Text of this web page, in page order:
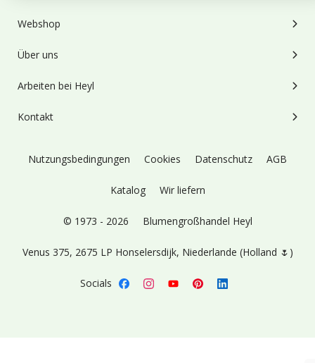
Webshop
Über uns
Arbeiten bei Heyl
Kontakt
Nutzungsbedingungen Cookies Datenschutz AGB
Katalog Wir liefern
© 1973 - 2026 Blumengroßhandel Heyl
Venus 375, 2675 LP Honselersdijk, Niederlande (Holland 🌷)
Socials